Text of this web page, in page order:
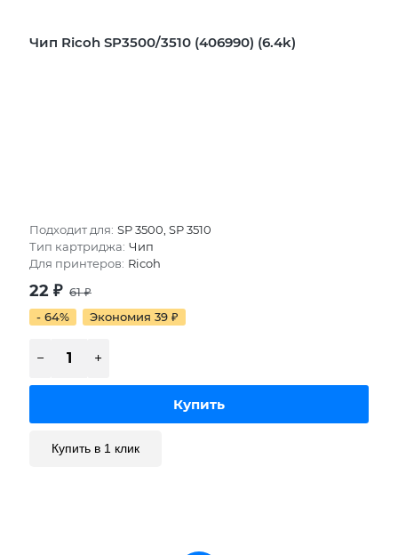
Чип Ricoh SP3500/3510 (406990) (6.4k)
Подходит для: SP 3500, SP 3510
Тип картриджа: Чип
Для принтеров: Ricoh
22 ₽ 61₽
- 64%
Экономия 39 ₽
Купить в 1 клик